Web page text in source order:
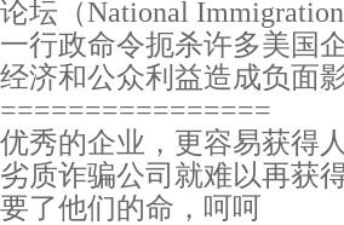
论坛（National
一行政命令扼杀许多美国
经济和公众利益造成负面影
================
优秀的企业，更容易获得
劣质诈骗公司就难以再获
要了他们的命，呵呵